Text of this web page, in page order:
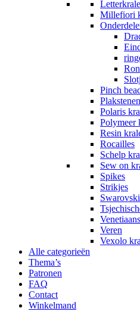
Millefiori
Pinch
Plakstenen
Polaris
Polymeer
Resin
Rocailles
Schelp
Sew on
Spikes
Strikjes
Veren
Vexolo
Alle categorieën
Thema’s
Patronen
FAQ
Contact
Winkelmand